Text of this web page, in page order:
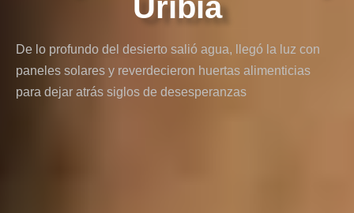
Uribia
De lo profundo del desierto salió agua, llegó la luz con
paneles solares y reverdecieron huertas alimenticias
para dejar atrás siglos de desesperanzas